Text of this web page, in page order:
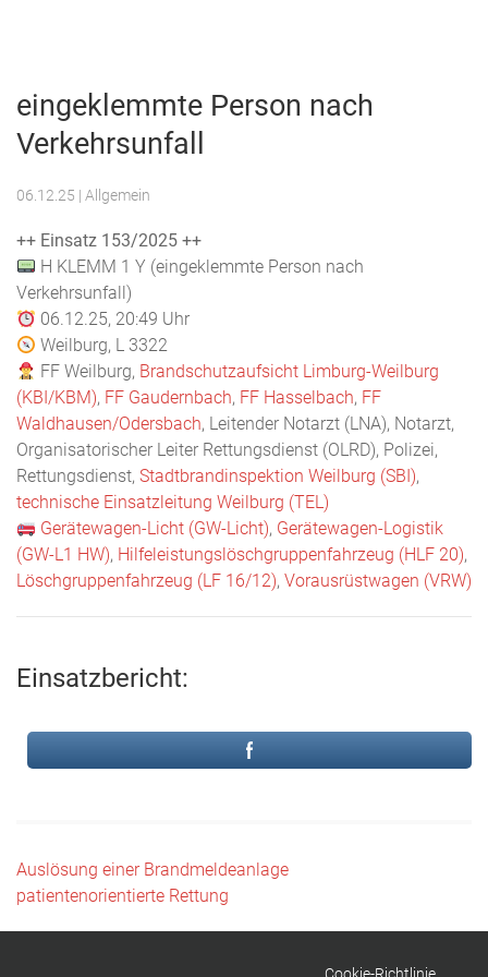
Feuerwehr
eingeklemmte Person nach
Verkehrsunfall
06.12.25 | Allgemein
++ Einsatz 153/2025 ++
H KLEMM 1 Y (eingeklemmte Person nach
Verkehrsunfall)
06.12.25, 20:49 Uhr
Weilburg, L 3322
FF Weilburg, Brandschutzaufsicht Limburg-Weilburg
(KBI/KBM), FF Gaudernbach, FF Hasselbach, FF
Waldhausen/Odersbach, Leitender Notarzt (LNA), Notarzt,
Organisatorischer Leiter Rettungsdienst (OLRD), Polizei,
Rettungsdienst, Stadtbrandinspektion Weilburg (SBI),
technische Einsatzleitung Weilburg (TEL)
Gerätewagen-Licht (GW-Licht), Gerätewagen-Logistik
(GW-L1 HW), Hilfeleistungslöschgruppenfahrzeug (HLF 20),
Löschgruppenfahrzeug (LF 16/12), Vorausrüstwagen (VRW)
Einsatzbericht:
Beitragsnavigation
Auslösung einer Brandmeldeanlage
patientenorientierte Rettung